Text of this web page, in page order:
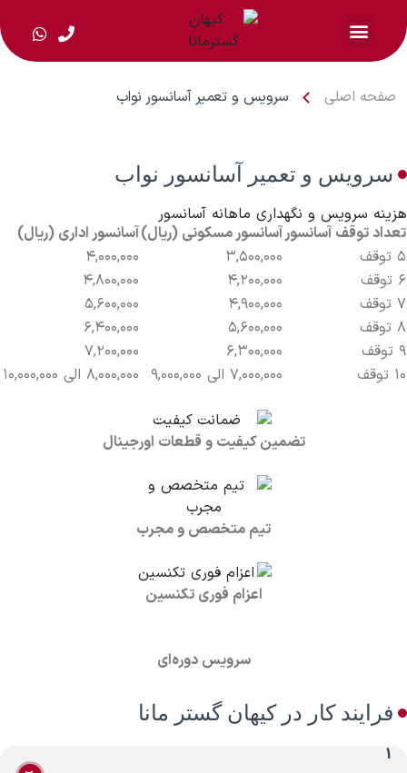
صفحه اصلی سرویس و تعمیر آسانسور نواب
سرویس و تعمیر آسانسور نواب
هزینه سرویس و نگهداری ماهانه آسانسور
تعداد توقف آسانسورآسانسور مسکونی (ریال)آسانسور اداری (ریال)
۵ توقف
۳,۵۰۰,۰۰۰
۴,۰۰۰,۰۰۰
۶ توقف
۴,۲۰۰,۰۰۰
۴,۸۰۰,۰۰۰
۷ توقف
۴,۹۰۰,۰۰۰
۵,۶۰۰,۰۰۰
۸ توقف
۵,۶۰۰,۰۰۰
۶,۴۰۰,۰۰۰
۹ توقف
۶,۳۰۰,۰۰۰
۷,۲۰۰,۰۰۰
۱۰ توقف
۷,۰۰۰,۰۰۰ الی ۹,۰۰۰,۰۰۰ ۸,۰۰۰,۰۰۰ الی ۱۰,۰۰۰,۰۰۰
تضمین کیفیت و قطعات اورجینال
تیم متخصص و مجرب
اعزام فوری تکنسین
سرویس دوره‌ای
فرایند کار در کیهان گستر مانا
1